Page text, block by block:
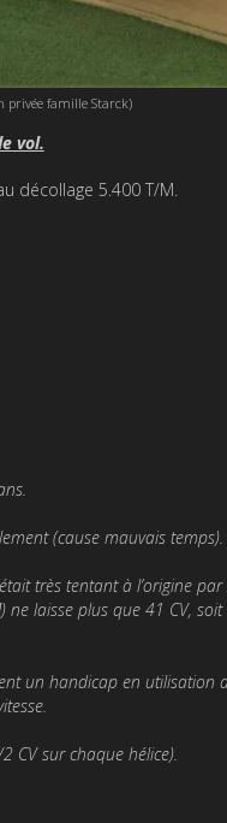
privée famille Starck)
vol.
décollage 5.400 T/M.
(cause mauvais temps).
très tentant à l’ori­gine
laisse plus que 41 CV,
un handicap en utilisation
CV sur chaque hélice).